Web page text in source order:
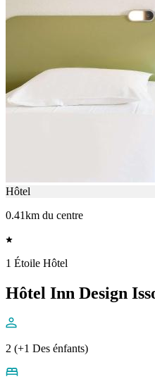
Hôtel
0.41km du centre
1 Étoile Hôtel
Hôtel Inn Design
2 (+1 Des énfants)